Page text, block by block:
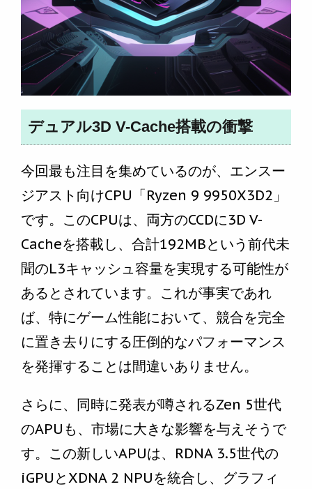
デュアル3D V-Cache搭載の衝撃
今回最も注目を集めているのが、エンスー
ジアスト向けCPU「Ryzen 9 9950X3D2」
です。このCPUは、両方のCCDに3D V-
Cacheを搭載し、合計192MBという前代未
聞のL3キャッシュ容量を実現する可能性が
あるとされています。これが事実であれ
ば、特にゲーム性能において、競合を完全
に置き去りにする圧倒的なパフォーマンス
を発揮することは間違いありません。
さらに、同時に発表が噂されるZen 5世代
のAPUも、市場に大きな影響を与えそうで
す。この新しいAPUは、RDNA 3.5世代の
iGPUとXDNA 2 NPUを統合し、グラフィ